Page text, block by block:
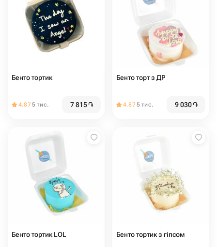
Бенто тортик
4.875 тис. 7 815֏
Бенто торт з ДР
4.875 тис. 9 030֏
Бенто тортик LOL Бенто тортик з гіпсом